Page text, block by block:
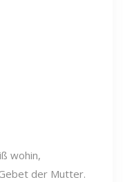
wohin,
der Mutter.